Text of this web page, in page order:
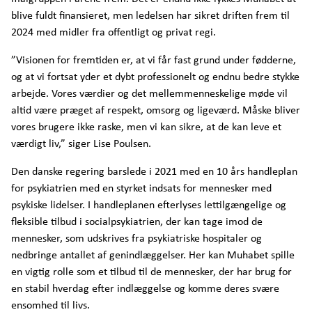
blive fuldt finansieret, men ledelsen har sikret driften frem til
2024 med midler fra offentligt og privat regi.
”Visionen for fremtiden er, at vi får fast grund under fødderne,
og at vi fortsat yder et dybt professionelt og endnu bedre stykke
arbejde. Vores værdier og det mellemmenneskelige møde vil
altid være præget af respekt, omsorg og ligeværd. Måske bliver
vores brugere ikke raske, men vi kan sikre, at de kan leve et
værdigt liv,” siger Lise Poulsen.
Den danske regering barslede i 2021 med en 10 års handleplan
for psykiatrien med en styrket indsats for mennesker med
psykiske lidelser. I handleplanen efterlyses lettilgængelige og
fleksible tilbud i socialpsykiatrien, der kan tage imod de
mennesker, som udskrives fra psykiatriske hospitaler og
nedbringe antallet af genindlæggelser. Her kan Muhabet spille
en vigtig rolle som et tilbud til de mennesker, der har brug for
en stabil hverdag efter indlæggelse og komme deres svære
ensomhed til livs.